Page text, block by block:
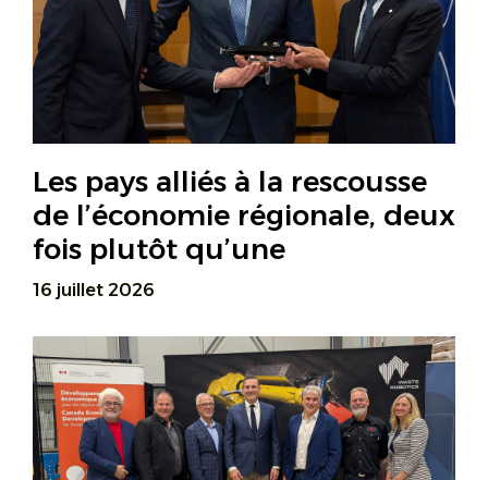
Les pays alliés à la rescousse
de l’économie régionale, deux
fois plutôt qu’une
16 juillet 2026